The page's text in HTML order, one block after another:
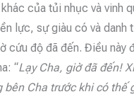
của tủi nhục và vinh
lực, sự giàu có và danh
cứu độ đã đến. Điều này
“Lạy Cha, giờ đã đến!
bên Cha trước khi có thế